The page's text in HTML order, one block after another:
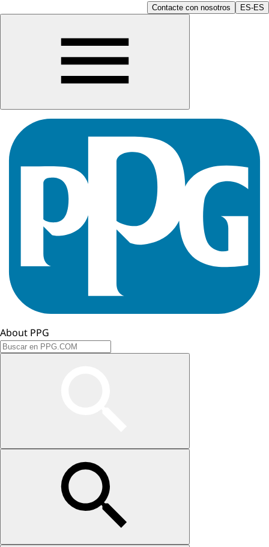
Contacte con nosotros ES-ES
About PPG